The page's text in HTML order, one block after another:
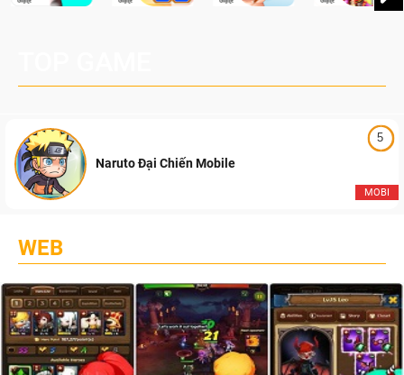
5
MOBI
Naruto Đại Chiến Mobile
WEB